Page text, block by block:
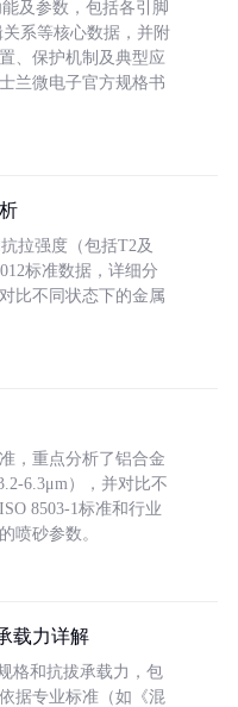
及参数，包括各引脚
系等核心数据，并附
、保护机制及典型应
兰微电子官方规格书
拉强度（包括T2及
标准数据，详细分
比不同状态下的金属
，重点分析了铝合金
6.3μm），并对比不
8503-1标准和行业
喷砂参数。
载力详解
格和抗拔承载力，包
据专业标准（如《混